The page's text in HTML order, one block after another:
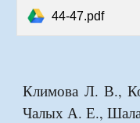
44-47.pdf
Климова Л. В.,
Чалых А. Е.,